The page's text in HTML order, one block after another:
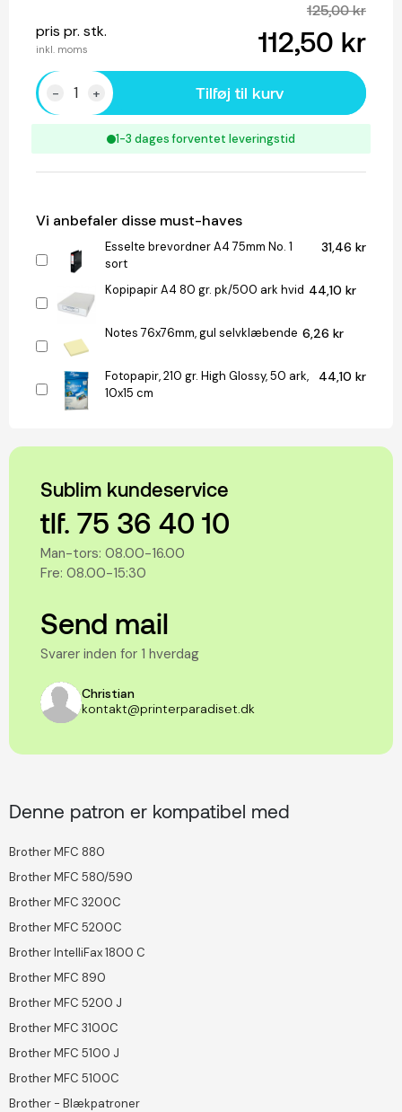
125,00 kr
pris pr. stk.
inkl. moms 112,50 kr
- + Tilføj til kurv
1-3 dages forventet leveringstid
Vi anbefaler disse must-haves
Esselte brevordner A4 75mm No. 1
sort
31,46 kr
Kopipapir A4 80 gr. pk/500 ark hvid 44,10 kr
Notes 76x76mm, gul selvklæbende 6,26 kr
Fotopapir, 210 gr. High Glossy, 50 ark,
10x15 cm
44,10 kr
Sublim kundeservice
tlf. 75 36 40 10
Man-tors: 08.00-16.00
Fre: 08.00-15:30
Send mail
Svarer inden for 1 hverdag
Christian
kontakt@printerparadiset.dk
Denne patron er kompatibel med
Brother MFC 880
Brother MFC 580/590
Brother MFC 3200C
Brother MFC 5200C
Brother IntelliFax 1800 C
Brother MFC 890
Brother MFC 5200 J
Brother MFC 3100C
Brother MFC 5100 J
Brother MFC 5100C
Brother - Blækpatroner